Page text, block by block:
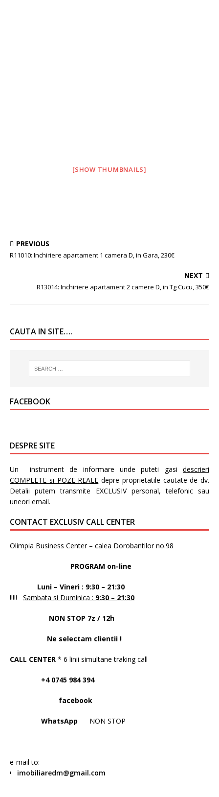
[SHOW THUMBNAILS]
PREVIOUS
R11010: Inchiriere apartament 1 camera D, in Gara, 230€
NEXT
R13014: Inchiriere apartament 2 camere D, in Tg Cucu, 350€
CAUTA IN SITE….
FACEBOOK
DESPRE SITE
Un instrument de informare unde puteti gasi descrieri
COMPLETE si POZE REALE depre proprietatile cautate de dv.
Detalii putem transmite EXCLUSIV personal, telefonic sau
uneori email.
CONTACT EXCLUSIV CALL CENTER
Olimpia Business Center – calea Dorobantilor no.98
PROGRAM on-line
Luni – Vineri : 9:30 – 21:30
!!!!! Sambata si Duminica : 9:30 – 21:30
NON STOP 7z / 12h
Ne selectam clientii !
CALL CENTER * 6 linii simultane traking call
+4 0745 984 394
facebook
WhatsApp NON STOP
e-mail to:
imobiliaredm@gmail.com